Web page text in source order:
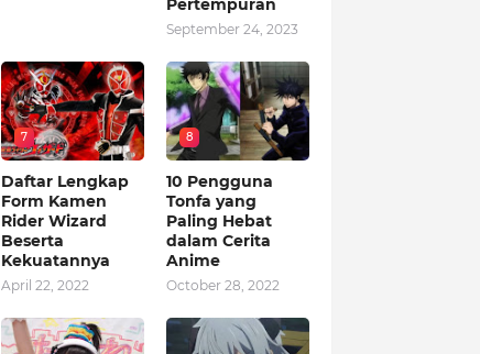
Pertempuran
September 24, 2023
7
Daftar Lengkap
Form Kamen
Rider Wizard
Beserta
Kekuatannya
April 22, 2022
8
10 Pengguna
Tonfa yang
Paling Hebat
dalam Cerita
Anime
October 28, 2022